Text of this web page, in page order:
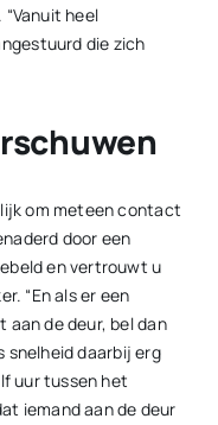
heel
die zich
om meteen contact
door een
en vertrouwt u
“En als er een
de deur, bel dan
snelheid daarbij erg
uur tussen het
iemand aan de deur